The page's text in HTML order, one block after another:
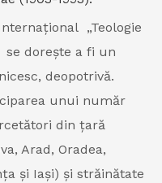
„Teologie
dorește a fi un
deopotrivă.
unui număr
din țară
Arad, Oradea,
și Iași) și străinătate